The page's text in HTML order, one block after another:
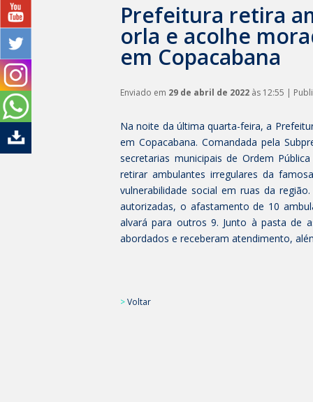
Prefeitura retira
orla e acolhe
em Copacabana
Enviado em 29 de abril de 2022 às 12:55 |
Na noite da última quarta-feira, a
em Copacabana. Comandada pela
secretarias municipais de Ordem
retirar ambulantes irregulares da
vulnerabilidade social em ruas da
autorizadas, o afastamento de 10
alvará para outros 9. Junto à pasta de
abordados e receberam atendimento,
>Voltar